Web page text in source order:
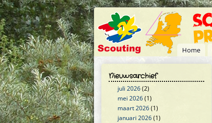
Overslaan en naar de inhoud gaan
Home
Nieuwsarchief
juli 2026(2)
mei 2026(1)
maart 2026(1)
januari 2026(1)